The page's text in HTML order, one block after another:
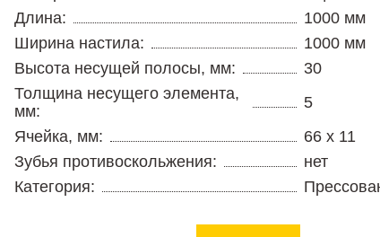
Длина:
1000 мм
Ширина настила:
1000 мм
Высота несущей полосы, мм:
30
Толщина несущего элемента,
мм:
5
Ячейка, мм:
66 х 11
Зубья противоскольжения:
нет
Категория: